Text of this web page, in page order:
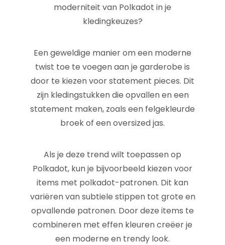
moderniteit van Polkadot in je
kledingkeuzes?
Een geweldige manier om een moderne
twist toe te voegen aan je garderobe is
door te kiezen voor statement pieces. Dit
zijn kledingstukken die opvallen en een
statement maken, zoals een felgekleurde
broek of een oversized jas.
Als je deze trend wilt toepassen op
Polkadot, kun je bijvoorbeeld kiezen voor
items met polkadot-patronen. Dit kan
variëren van subtiele stippen tot grote en
opvallende patronen. Door deze items te
combineren met effen kleuren creëer je
een moderne en trendy look.